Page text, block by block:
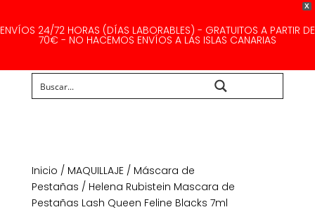
X
ENVÍOS 24/72 HORAS (DÍAS LABORABLES) - GRATUITOS A PARTIR DE
70€ - NO HACEMOS ENVÍOS A LAS ISLAS CANARIAS
Inicio / MAQUILLAJE/ Máscara de
Pestañas / Helena Rubistein Mascara de
Pestañas Lash Queen Feline Blacks 7ml